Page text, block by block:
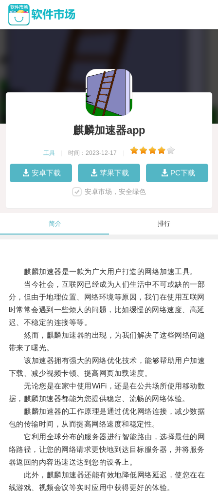
麒麟加速器app
工具 时间：2023-12-17
安卓下载 苹果下载 PC下载
安卓市场，安全绿色
简介 排行
麒麟加速器是一款为广大用户打造的网络加速工具。
当今社会，互联网已经成为人们生活中不可或缺的一部
分，但由于地理位置、网络环境等原因，我们在使用互联网
时常常会遇到一些烦人的问题，比如缓慢的网络速度、高延
迟、不稳定的连接等等。
然而，麒麟加速器的出现，为我们解决了这些网络问题
带来了曙光。
该加速器拥有强大的网络优化技术，能够帮助用户加速
下载、减少视频卡顿、提高网页加载速度。
无论您是在家中使用WiFi，还是在公共场所使用移动数
据，麒麟加速器都能为您提供稳定、流畅的网络体验。
麒麟加速器的工作原理是通过优化网络连接，减少数据
包的传输时间，从而提高网络速度和稳定性。
它利用全球分布的服务器进行智能路由，选择最佳的网
络路径，让您的网络请求更快地到达目标服务器，并将服务
器返回的内容迅速送达到您的设备上。
此外，麒麟加速器还能有效地降低网络延迟，使您在在
线游戏、视频会议等实时应用中获得更好的体验。